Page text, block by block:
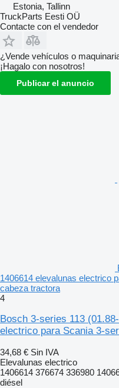
Estonia, Tallinn
TruckParts Eesti OÜ
Contacte con el vendedor
¿Vende vehículos o
¡Hagalo con nosotros!
Publicar el anuncio
1406614 elevalunas electrico
cabeza tractora
4
Bosch 3-series 113
electrico para Scania 3-
34,68 € Sin IVA
Elevalunas electrico
1406614 376674 336980
diésel